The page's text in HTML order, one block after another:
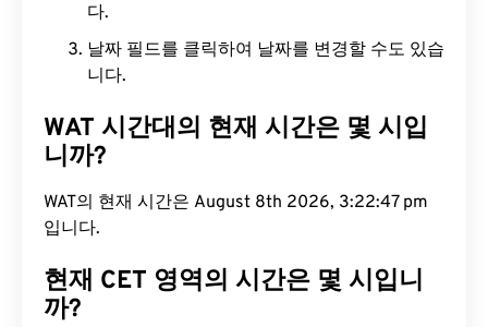
다.
날짜 필드를 클릭하여 날짜를 변경할 수도 있습
니다.
WAT 시간대의 현재 시간은 몇 시입
니까?
WAT의 현재 시간은 August 8th 2026, 3:22:48 pm
입니다.
현재 CET 영역의 시간은 몇 시입니
까?